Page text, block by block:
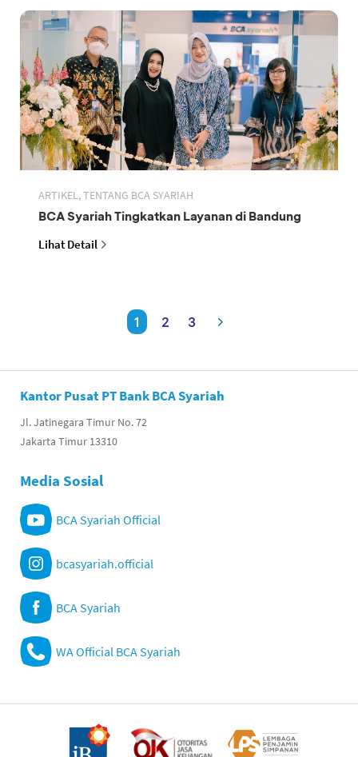
ARTIKEL, TENTANG BCA SYARIAH
BCA Syariah Tingkatkan Layanan di Bandung
Lihat Detail
1 2 3
Kantor Pusat PT Bank BCA Syariah
Jl. Jatinegara Timur No. 72
Jakarta Timur 13310
Media Sosial
BCA Syariah Official
bcasyariah.official
BCA Syariah
WA Official BCA Syariah